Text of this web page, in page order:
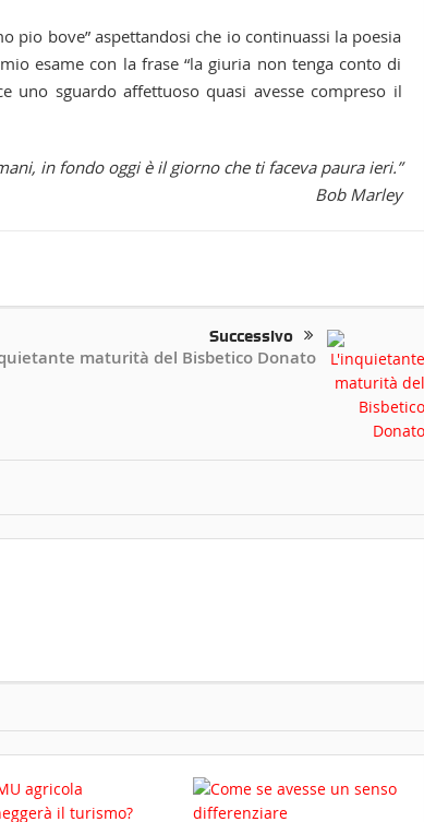
pio bove” aspettandosi che io continuassi la poesia
esame con la frase “la giuria non tenga conto di
uno sguardo affettuoso quasi avesse compreso il
in fondo oggi è il giorno che ti faceva paura ieri.”
Bob Marley
Successivo
maturità del Bisbetico Donato